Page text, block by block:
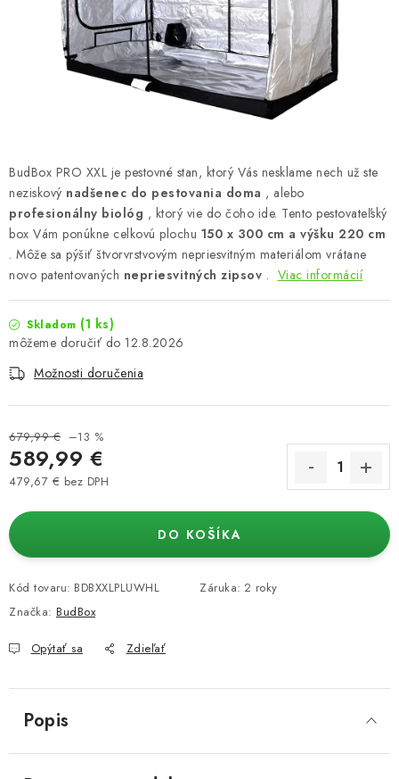
Podmienky o ochrane osobných údajov
BudBox PRO XXL je pestovné stan, ktorý Vás nesklame nech už ste
neziskový nadšenec do pestovania doma , alebo
profesionálny biológ , ktorý vie do čoho ide. Tento pestovateľský
box Vám ponúkne celkovú plochu 150 x 300 cm a výšku 220 cm
. Môže sa pýšiť štvorvrstvovým nepriesvitným materiálom vrátane
novo patentovaných nepriesvitných zipsov . Viac informácií
Skladom (1 ks)
12.8.2026
Možnosti doručenia
679,99 € –13 %
589,99 €
479,67 € bez DPH
DO KOŠÍKA
Kód tovaru: BDBXXLPLUWHL Záruka: 2 roky
Značka: BudBox
Opýtať sa Zdieľať
Popis